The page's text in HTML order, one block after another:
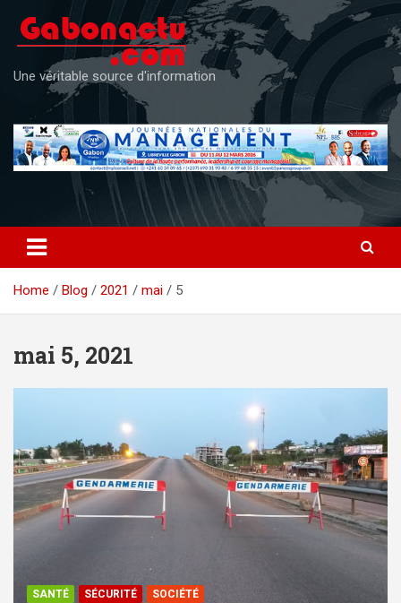
content
Une véritable source d'information
Home Blog 2021 mai 5
mai 5, 2021
SANTÉ SÉCURITÉ SOCIÉTÉ